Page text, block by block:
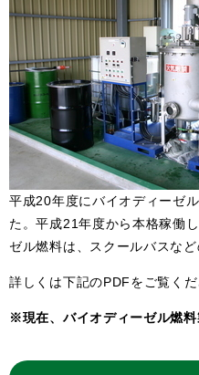
平成20年度にバイオディーゼ
た。平成21年度から本格稼働
ゼル燃料は、スクールバスな
詳しくは下記のPDFをご覧くだ
※現在、バイオディーゼル燃料